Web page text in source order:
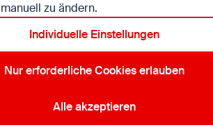
in Wien im Bereich “Kinder”
Meidling 14. Penzing 7. Neubau
8.
zu ändern.
Individuelle Einstellungen
Nur erforderliche Cookies erlauben
Alle akzeptieren